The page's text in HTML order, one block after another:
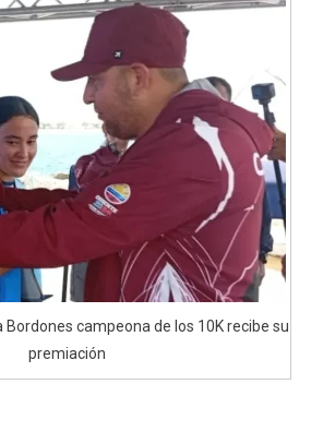
Bordones campeona de los 10K recibe su
premiación